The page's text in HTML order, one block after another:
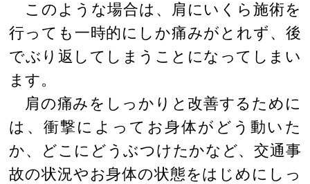
このような場合は、肩にいくら施術を
行っても一時的にしか痛みがとれず、後
でぶり返してしまうことになってしまい
ます。
肩の痛みをしっかりと改善するために
は、衝撃によってお身体がどう動いた
か、どこにどうぶつけたかなど、交通事
故の状況やお身体の状態をはじめにしっ